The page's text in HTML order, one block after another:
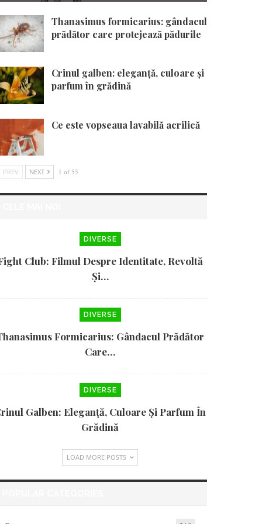
Thanasimus formicarius: gândacul
prădător care protejează pădurile
Crinul galben: eleganță, culoare și
parfum în grădină
Ce este vopseaua lavabilă acrilică
PREV NEXT 1 of 55
DIVERSE
Club: Filmul Despre Identitate, Revoltă
Și…
DIVERSE
Formicarius: Gândacul Prădător
Care…
DIVERSE
Galben: Eleganță, Culoare Și Parfum În
Grădină
LOAD MORE POSTS